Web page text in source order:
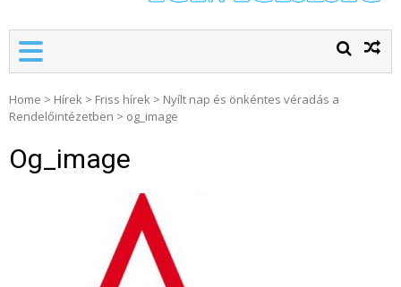
Home > Hírek > Friss hírek > Nyílt nap és önkéntes véradás a
Rendelőintézetben > og_image
Og_image